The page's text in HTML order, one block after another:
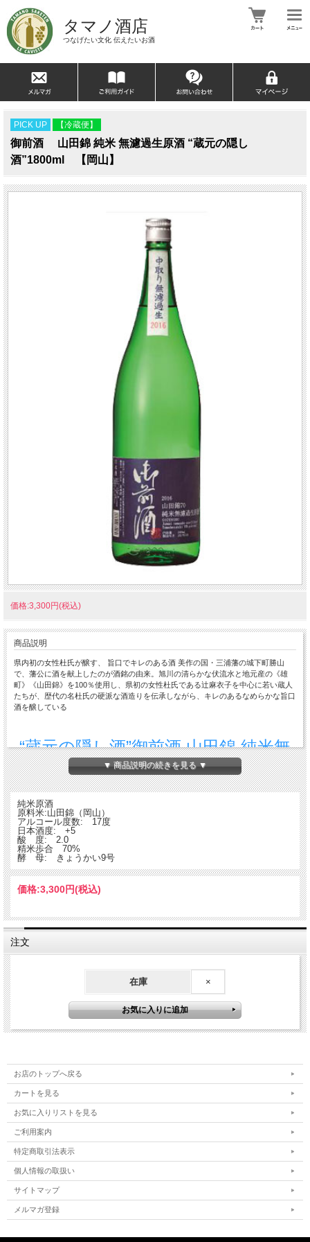
タマノ酒店
つなげたい文化 伝えたいお酒
PICK UP 【冷蔵便】
御前酒 山田錦 純米 無濾過生原酒 “蔵元の隠し
酒”1800ml 【岡山】
価格:3,300円(税込)
商品説明
県内初の女性杜氏が醸す、 旨口でキレのある酒 美作の国・三浦藩の城下町勝山
で、藩公に酒を献上したのが酒銘の由来。旭川の清らかな伏流水と地元産の《雄
町》《山田錦》を100％使用し、県初の女性杜氏である辻麻衣子を中心に若い蔵人
たちが、歴代の名杜氏の硬派な酒造りを伝承しながら、キレのあるなめらかな旨口
酒を醸している
“蔵元の隠し酒”御前酒 山田錦 純米無
濾過生原酒
地元岡山県産の山田錦を使用しました。 米の旨味を残すため、精米歩合は70％に
調整。 搾る際も圧力を掛けず、「中取り」のものだけを 特別に取りました。
初夏に相応しい爽やかな味わいと香りが美味しい、この時期だけの、本当に特別な
限定酒です。
▼ 商品説明の続きを見る ▼
純米原酒
原料米:山田錦（岡山）
アルコール度数: 17度
日本酒度: +5
酸 度: 2.0
精米歩合 70%
酵 母: きょうかい9号
価格:3,300円(税込)
注文
在庫 ×
お店のトップへ戻る
カートを見る
お気に入りリストを見る
ご利用案内
特定商取引法表示
個人情報の取扱い
サイトマップ
メルマガ登録